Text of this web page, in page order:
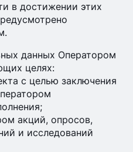
в достижении этих
данных Оператором
целях:
с целью заключения
акций, опросов,
и исследований